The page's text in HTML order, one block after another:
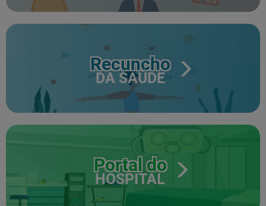
Recuncho
DA SAÚDE
Portal do
HOSPITAL